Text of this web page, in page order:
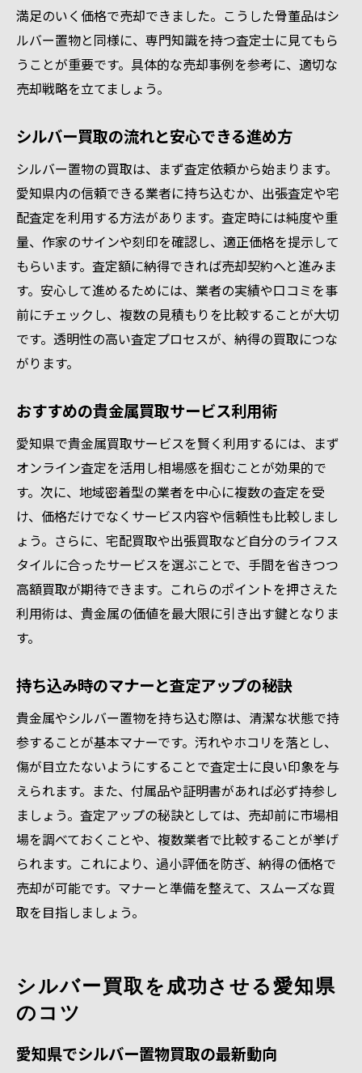
満足のいく価格で売却できました。こうした骨董品はシ
ルバー置物と同様に、専門知識を持つ査定士に見てもら
うことが重要です。具体的な売却事例を参考に、適切な
売却戦略を立てましょう。
シルバー買取の流れと安心できる進め方
シルバー置物の買取は、まず査定依頼から始まります。
愛知県内の信頼できる業者に持ち込むか、出張査定や宅
配査定を利用する方法があります。査定時には純度や重
量、作家のサインや刻印を確認し、適正価格を提示して
もらいます。査定額に納得できれば売却契約へと進みま
す。安心して進めるためには、業者の実績や口コミを事
前にチェックし、複数の見積もりを比較することが大切
です。透明性の高い査定プロセスが、納得の買取につな
がります。
おすすめの貴金属買取サービス利用術
愛知県で貴金属買取サービスを賢く利用するには、まず
オンライン査定を活用し相場感を掴むことが効果的で
す。次に、地域密着型の業者を中心に複数の査定を受
け、価格だけでなくサービス内容や信頼性も比較しまし
ょう。さらに、宅配買取や出張買取など自分のライフス
タイルに合ったサービスを選ぶことで、手間を省きつつ
高額買取が期待できます。これらのポイントを押さえた
利用術は、貴金属の価値を最大限に引き出す鍵となりま
す。
持ち込み時のマナーと査定アップの秘訣
貴金属やシルバー置物を持ち込む際は、清潔な状態で持
参することが基本マナーです。汚れやホコリを落とし、
傷が目立たないようにすることで査定士に良い印象を与
えられます。また、付属品や証明書があれば必ず持参し
ましょう。査定アップの秘訣としては、売却前に市場相
場を調べておくことや、複数業者で比較することが挙げ
られます。これにより、過小評価を防ぎ、納得の価格で
売却が可能です。マナーと準備を整えて、スムーズな買
取を目指しましょう。
シルバー買取を成功させる愛知県
のコツ
愛知県でシルバー置物買取の最新動向